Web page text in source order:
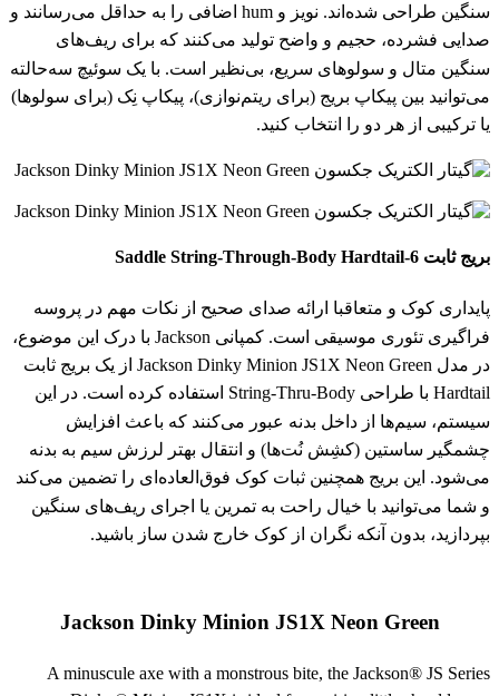
سنگین طراحی شده‌اند. نویز و hum اضافی را به حداقل می‌رسانند و
صدایی فشرده، حجیم و واضح تولید می‌کنند که برای ریف‌های
سنگین متال و سولوهای سریع، بی‌نظیر است. با یک سوئیچ سه‌حالته
می‌توانید بین پیکاپ بریج (برای ریتم‌نوازی)، پیکاپ نِک (برای سولوها)
یا ترکیبی از هر دو را انتخاب کنید.
بریج ثابت 6-Saddle String-Through-Body Hardtail
پایداری کوک و متعاقبا ارائه صدای صحیح از نکات مهم در پروسه
فراگیری تئوری موسیقی است. کمپانی Jackson با درک این موضوع،
در مدل Jackson Dinky Minion JS1X Neon Green از یک بریج ثابت
Hardtail با طراحی String-Thru-Body استفاده کرده است. در این
سیستم، سیم‌ها از داخل بدنه عبور می‌کنند که باعث افزایش
چشمگیر ساستین (کشِش نُت‌ها) و انتقال بهتر لرزش سیم به بدنه
می‌شود. این بریج همچنین ثبات کوک فوق‌العاده‌ای را تضمین می‌کند
و شما می‌توانید با خیال راحت به تمرین یا اجرای ریف‌های سنگین
بپردازید، بدون آنکه نگران از کوک خارج شدن ساز باشید.
Jackson Dinky Minion JS1X Neon Green
A minuscule axe with a monstrous bite, the Jackson® JS Series